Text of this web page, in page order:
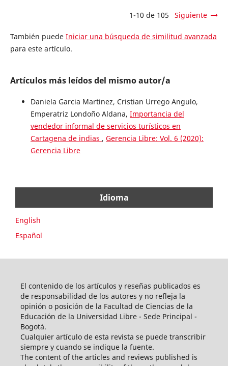
1-10 de 105 Siguiente
También puede Iniciar una búsqueda de similitud avanzada
para este artículo.
Artículos más leídos del mismo autor/a
Daniela Garcia Martinez, Cristian Urrego Angulo,
Emperatriz Londoño Aldana, Importancia del
vendedor informal de servicios turísticos en
Cartagena de indias , Gerencia Libre: Vol. 6 (2020):
Gerencia Libre
Idioma
English
Español
El contenido de los artículos y reseñas publicados es
de responsabilidad de los autores y no refleja la
opinión o posición de la Facultad de Ciencias de la
Educación de la Universidad Libre - Sede Principal -
Bogotá.
Cualquier artículo de esta revista se puede transcribir
siempre y cuando se indique la fuente.
The content of the articles and reviews published is